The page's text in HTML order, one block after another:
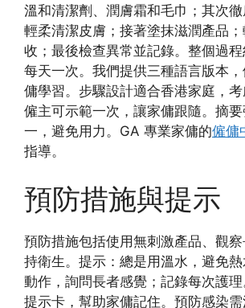
溫和清潔劑、潤膚霜和毛巾；其次
輕柔清潔皮膚；接著塗抹滋潤產品
收；最後檢查異常並記錄。整個過
每天一次。我們提供三種語言版本
傭學習。步驟設計適合香港家庭，考
僱主可示範一次，讓家傭跟隨。摘
一，避免用力。GA 專業家傭的僱傭
指導。
預防措施與提示
預防措施包括使用無刺激產品、觀
持衛生。提示：總是用溫水，避免
動作，詢問長者感覺；記錄每次護
提示卡，幫助家傭記住。預防感染